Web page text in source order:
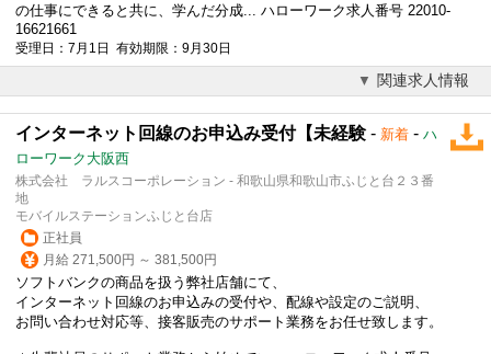
の仕事にできると共に、学んだ分成... ハローワーク求人番号 22010-
16621661
受理日：7月1日 有効期限：9月30日
関連求人情報
インターネット回線のお申込み受付【未経験- 新着 - ハ
ローワーク大阪西
株式会社 ラルスコーポレーション - 和歌山県和歌山市ふじと台２３番
地
モバイルステーションふじと台店
正社員
月給 271,500円 ～ 381,500円
ソフトバンクの商品を扱う弊社店舗にて、
インターネット回線のお申込みの受付や、配線や設定のご説明、
お問い合わせ対応等、接客販売のサポート業務をお任せ致します。